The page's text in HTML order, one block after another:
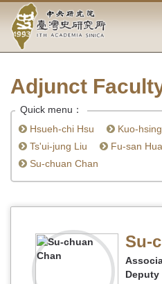
Jump
the
main
block
Academia
Sinica-
History
Institute-
Home
Adjunct
Quick menu：
Hsueh-chi Hsu
Kuo-
Ts'ui-jung Liu
Fu-san
Su-chuan Chan
Su-
Deputy